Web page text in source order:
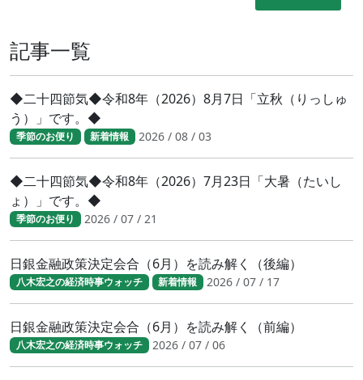
記事一覧
◆二十四節気◆令和8年（2026）8月7日「立秋（りっしゅ
う）」です。◆
季節のお便り 新着情報 2026 / 08 / 03
◆二十四節気◆令和8年（2026）7月23日「大暑（たいし
ょ）」です。◆
季節のお便り 2026 / 07 / 21
日銀金融政策決定会合（6月）を読み解く（後編）
八木宏之の経済時事ウォッチ 新着情報 2026 / 07 / 17
日銀金融政策決定会合（6月）を読み解く（前編）
八木宏之の経済時事ウォッチ 2026 / 07 / 06